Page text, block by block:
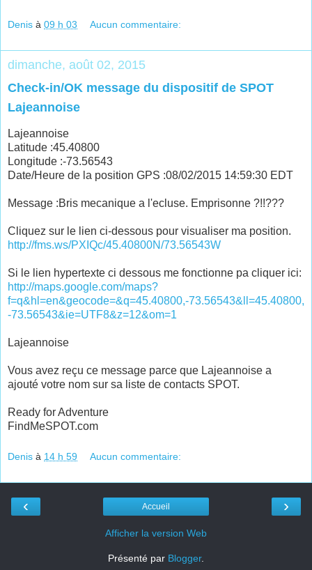
Denis à 09 h 03 Aucun commentaire:
dimanche, août 02, 2015
Check-in/OK message du dispositif de SPOT
Lajeannoise
Lajeannoise
Latitude :45.40800
Longitude :-73.56543
Date/Heure de la position GPS :08/02/2015 14:59:30 EDT
Message :Bris mecanique a l'ecluse. Emprisonne ?!!???
Cliquez sur le lien ci-dessous pour visualiser ma position.
http://fms.ws/PXIQc/45.40800N/73.56543W
Si le lien hypertexte ci dessous me fonctionne pa cliquer ici:
http://maps.google.com/maps?
f=q&hl=en&geocode=&q=45.40800,-73.56543&ll=45.40800,
-73.56543&ie=UTF8&z=12&om=1
Lajeannoise
Vous avez reçu ce message parce que Lajeannoise a
ajouté votre nom sur sa liste de contacts SPOT.
Ready for Adventure
FindMeSPOT.com
Denis à 14 h 59 Aucun commentaire:
‹ ›
Accueil
Afficher la version Web
Présenté par Blogger.